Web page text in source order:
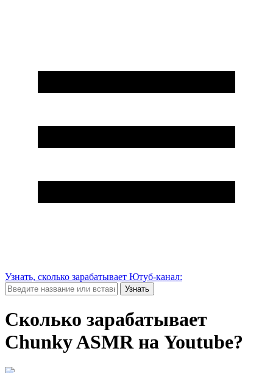
Узнать, сколько зарабатывает Ютуб-канал:
Узнать
Сколько зарабатывает
Chunky ASMR на Youtube?